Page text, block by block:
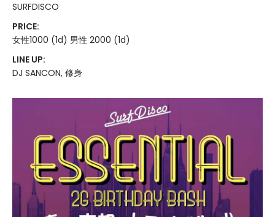
SURFDISCO
PRICE:
女性1000 (1d) 男性 2000 (1d)
LINE UP:
DJ SANCON, 修身